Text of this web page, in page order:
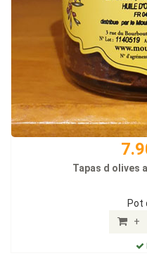
Tapas d olives
Pot
+